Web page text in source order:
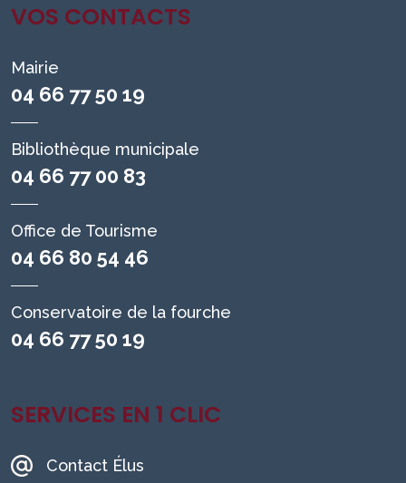
VOS CONTACTS
Mairie
04 66 77 50 19
Bibliothèque municipale
04 66 77 00 83
Office de Tourisme
04 66 80 54 46
Conservatoire de la fourche
04 66 77 50 19
SERVICES EN 1 CLIC
Contact Élus